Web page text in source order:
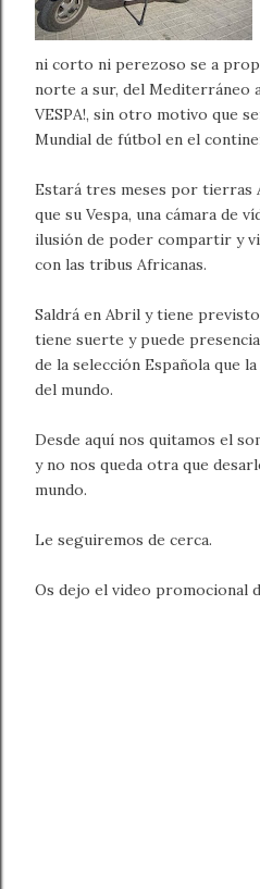
ni corto ni perezoso se a
norte a sur, del Mediterráneo
VESPA!, sin otro motivo que
Mundial de fútbol en el
Estará tres meses por tierras
que su Vespa, una cámara de
ilusión de poder compartir y
con las tribus Africanas.
Saldrá en Abril y tiene
tiene suerte y puede
de la selección Española que
del mundo.
Desde aquí nos quitamos el
y no nos queda otra que
mundo.
Le seguiremos de cerca.
Os dejo el video promocional